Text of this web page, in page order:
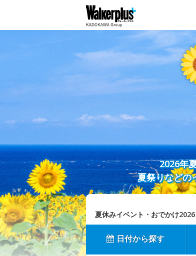
2026年
夏祭りなどの
夏休みイベント・おでかけ2026
日付から探す